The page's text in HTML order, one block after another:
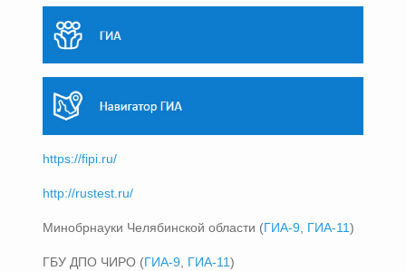
https://fipi.ru/
http://rustest.ru/
Минобрнауки Челябинской области (ГИА-9 ГИА-11)
ГБУ ДПО ЧИРО (ГИА-9 ГИА-11)